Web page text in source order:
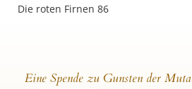
Die roten Firnen 86
Eine Spende zu Gunsten der